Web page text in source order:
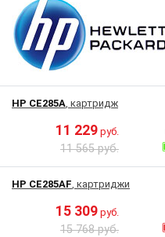
HP CE285A, картридж
11 229 руб.
11 565 руб.
HP CE285AF, картриджи
15 309 руб.
15 768 руб.